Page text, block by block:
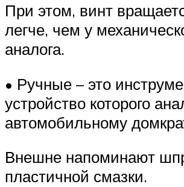
При этом, винт
легче, чем у
аналога.
• Ручные – это
устройство которого
автомобильному
Внешне напоминают
пластичной смазки.